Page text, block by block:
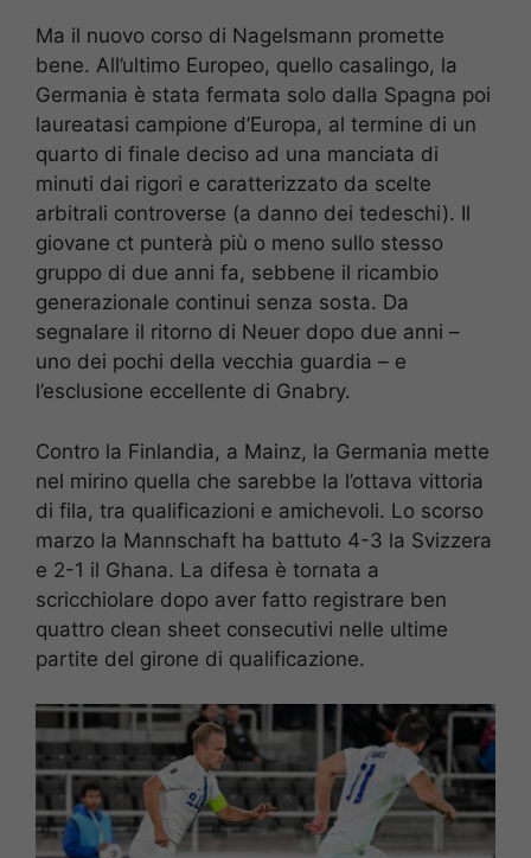
Ma il nuovo corso di Nagelsmann promette
bene. All’ultimo Europeo, quello casalingo, la
Germania è stata fermata solo dalla Spagna poi
laureatasi campione d’Europa, al termine di un
quarto di finale deciso ad una manciata di
minuti dai rigori e caratterizzato da scelte
arbitrali controverse (a danno dei tedeschi). Il
giovane ct punterà più o meno sullo stesso
gruppo di due anni fa, sebbene il ricambio
generazionale continui senza sosta. Da
segnalare il ritorno di Neuer dopo due anni –
uno dei pochi della vecchia guardia – e
l’esclusione eccellente di Gnabry.
Contro la Finlandia, a Mainz, la Germania mette
nel mirino quella che sarebbe la l’ottava vittoria
di fila, tra qualificazioni e amichevoli. Lo scorso
marzo la Mannschaft ha battuto 4-3 la Svizzera
e 2-1 il Ghana. La difesa è tornata a
scricchiolare dopo aver fatto registrare ben
quattro clean sheet consecutivi nelle ultime
partite del girone di qualificazione.